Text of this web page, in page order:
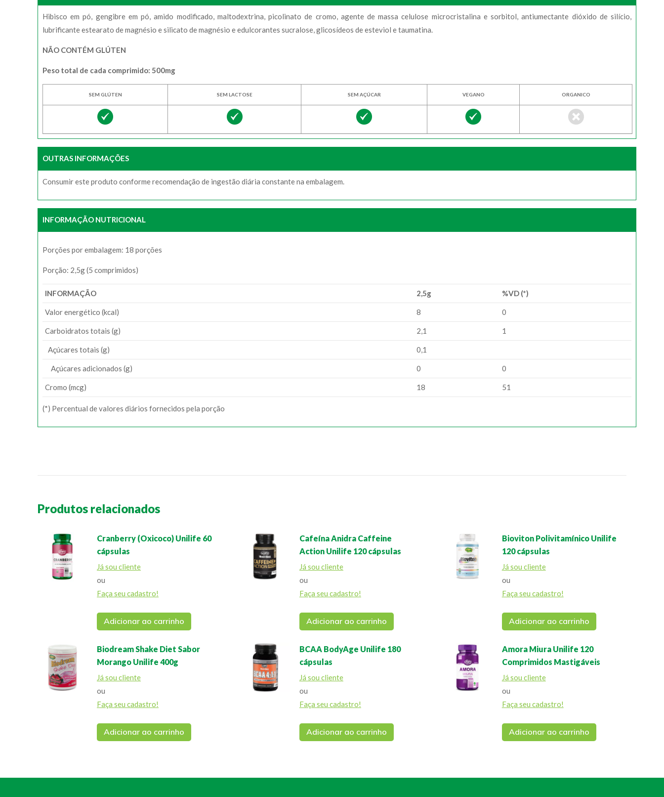
Hibisco em pó, gengibre em pó, amido modificado, maltodextrina, picolinato de cromo, agente de massa celulose microcristalina e sorbitol, antiumectante dióxido de silício,
lubrificante estearato de magnésio e silicato de magnésio e edulcorantes sucralose, glicosídeos de esteviol e taumatina.
NÃO CONTÉM GLÚTEN
Peso total de cada comprimido: 500mg
SEM GLÚTEN SEM LACTOSE SEM AÇÚCAR VEGANO ORGANICO
OUTRAS INFORMAÇÕES
Consumir este produto conforme recomendação de ingestão diária constante na embalagem.
INFORMAÇÃO NUTRICIONAL
Porções por embalagem: 18 porções
Porção: 2,5g (5 comprimidos)
INFORMAÇÃO 2,5g %VD (*)
Valor energético (kcal) 8 0
Carboidratos totais (g) 2,1 1
Açúcares totais (g) 0,1
Açúcares adicionados (g) 0 0
Cromo (mcg) 18 51
(*) Percentual de valores diários fornecidos pela porção
Produtos relacionados
Cranberry (Oxicoco) Unilife 60
cápsulas
Já sou cliente
ou
Faça seu cadastro!
Adicionar ao carrinho
Cafeína Anidra Caffeine
Action Unilife 120 cápsulas
Já sou cliente
ou
Faça seu cadastro!
Adicionar ao carrinho
Bioviton Polivitamínico Unilife
120 cápsulas
Já sou cliente
ou
Faça seu cadastro!
Adicionar ao carrinho
Biodream Shake Diet Sabor
Morango Unilife 400g
Já sou cliente
ou
Faça seu cadastro!
Adicionar ao carrinho
BCAA BodyAge Unilife 180
cápsulas
Já sou cliente
ou
Faça seu cadastro!
Adicionar ao carrinho
Amora Miura Unilife 120
Comprimidos Mastigáveis
Já sou cliente
ou
Faça seu cadastro!
Adicionar ao carrinho